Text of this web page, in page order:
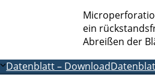
ein
Abreißen der
Datenblatt – Download